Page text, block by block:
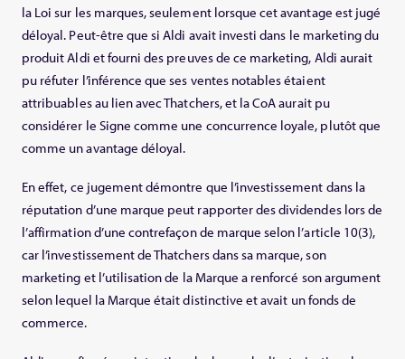
la Loi sur les marques, seulement lorsque cet avantage est jugé
déloyal. Peut-être que si Aldi avait investi dans le marketing du
produit Aldi et fourni des preuves de ce marketing, Aldi aurait
pu réfuter l’inférence que ses ventes notables étaient
attribuables au lien avec Thatchers, et la CoA aurait pu
considérer le Signe comme une concurrence loyale, plutôt que
comme un avantage déloyal.
En effet, ce jugement démontre que l’investissement dans la
réputation d’une marque peut rapporter des dividendes lors de
l’affirmation d’une contrefaçon de marque selon l’article 10(3),
car l’investissement de Thatchers dans sa marque, son
marketing et l’utilisation de la Marque a renforcé son argument
selon lequel la Marque était distinctive et avait un fonds de
commerce.